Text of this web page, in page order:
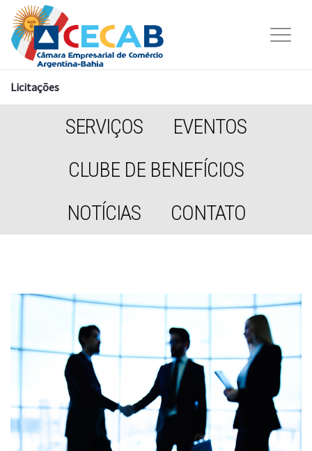
Licitações
SERVIÇOS
EVENTOS
CLUBE DE BENEFÍCIOS
NOTÍCIAS
CONTATO